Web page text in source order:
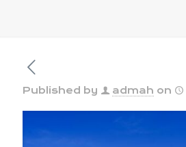
Published by admah on